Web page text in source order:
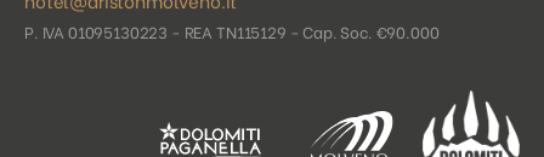
P. IVA 01095130223 - REA TN115129 - Cap. Soc. €90.000